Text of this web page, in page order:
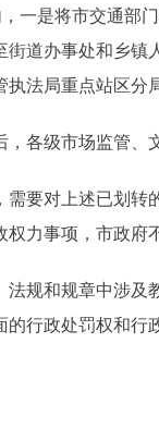
是将市交通部门
街道办事处和乡
法局重点站区分
级市场监管、
对上述已划转
力事项，市政府
和规章中涉及
的行政处罚权和